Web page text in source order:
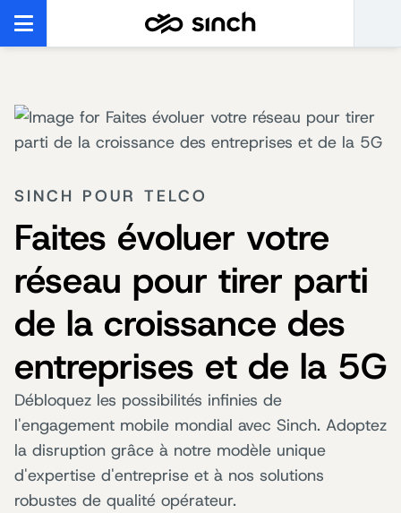
SINCH POUR TELCO
Faites évoluer votre
réseau pour tirer parti
de la croissance des
entreprises et de la 5G
Débloquez les possibilités infinies de
l'engagement mobile mondial avec Sinch. Adoptez
la disruption grâce à notre modèle unique
d'expertise d'entreprise et à nos solutions
robustes de qualité opérateur.